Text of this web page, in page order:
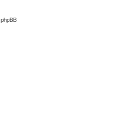
phpBB